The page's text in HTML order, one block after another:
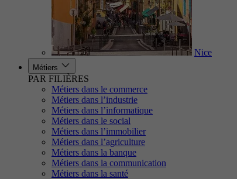
Nice
Métiers
PAR FILIÈRES
Métiers dans le commerce
Métiers dans l’industrie
Métiers dans l’informatique
Métiers dans le social
Métiers dans l’immobilier
Métiers dans l’agriculture
Métiers dans la banque
Métiers dans la communication
Métiers dans la santé